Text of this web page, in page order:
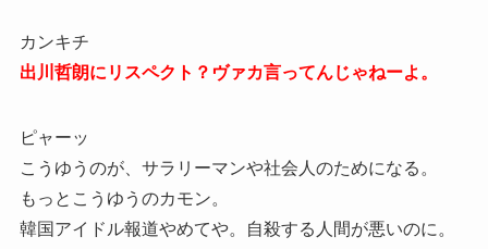
カンキチ
出川哲朗にリスペクト？ヴァカ言ってんじゃねーよ。
ピャーッ
こうゆうのが、サラリーマンや社会人のためになる。
もっとこうゆうのカモン。
韓国アイドル報道やめてや。自殺する人間が悪いのに。